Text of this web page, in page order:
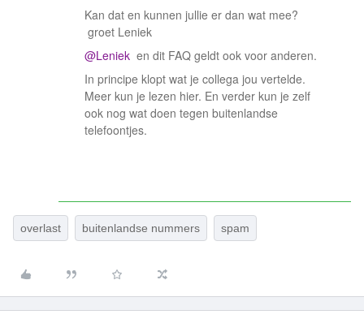
Kan dat en kunnen jullie er dan wat mee?
groet Leniek
@Leniek en dit FAQ geldt ook voor anderen.
In principe klopt wat je collega jou vertelde.
Meer kun je lezen hier. En verder kun je zelf
ook nog wat doen tegen buitenlandse
telefoontjes.
overlast buitenlandse nummers spam